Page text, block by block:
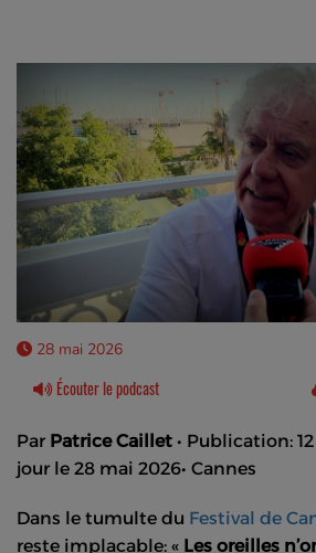
28 mai 2026
Écouter le podcast
Par Patrice Caillet • Publication:
jour le 28 mai 2026• Cannes
Dans le tumulte du Festival de
reste implacable: « Les oreilles